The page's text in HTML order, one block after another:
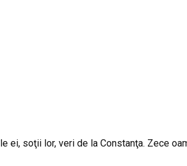
ei, soţii lor, veri de la Constanţa. Zece